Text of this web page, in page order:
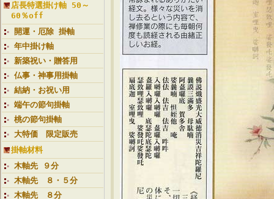
店長特選掛け軸 50～
60％off
開運・厄除 掛軸
年中掛け軸
新築祝い・贈答用
仏事・神事用掛軸
結納・お祝い用
端午の節句掛軸
桃の節句掛軸
大特価 限定販売
掛軸材料
木軸先 ９分
木軸先 ８・５分
木軸先 ８分